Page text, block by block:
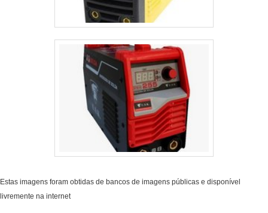
Estas imagens foram obtidas de bancos de imagens públicas e disponível
livremente na internet